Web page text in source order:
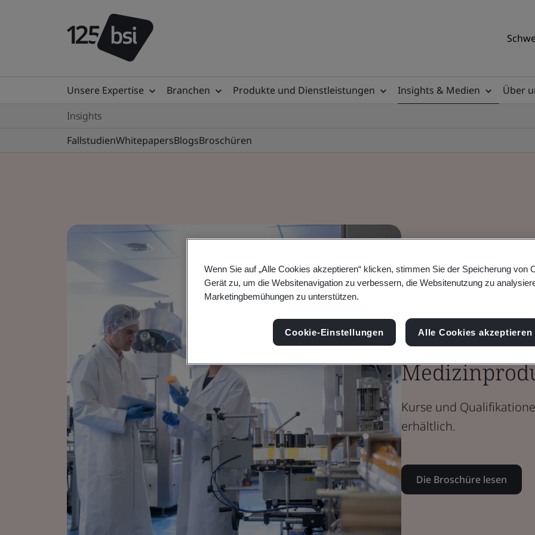
Unsere Expertise Branchen Produkte und Dienstleistungen Insights & Medien
Über
Insights
FallstudienWhitepapersBlogsBroschüren
Kurse und
erhältlich.
Die Broschüre lesen
Wenn Sie auf „Alle Cookies akzeptieren“ klicken, stimmen Sie der Speicherung von
Gerät zu, um die Websitenavigation zu verbessern, die Websitenutzung zu
Marketingbemühungen zu unterstützen.
Cookie-Einstellungen Alle Cookies akzeptieren